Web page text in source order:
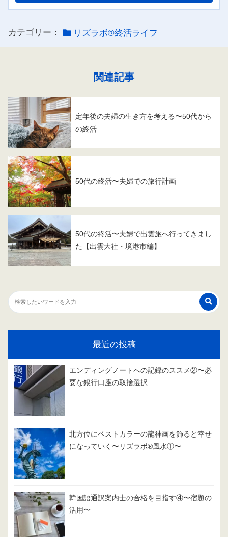
カテゴリー： リズラボ®️終活ライフ
関連記事
定年後の夫婦の生き方を考える〜50代から
の終活
50代の終活〜夫婦での旅行計画
50代の終活〜夫婦で出雲旅へ行ってきまし
た【出雲大社・境港市編】
最近の投稿
エンディングノートへの記録のススメ②〜必
要な銀行口座の取捨選択
北方位にベストカラーの龍神画を飾ると幸せ
になっていく〜リズラボ®️風水①〜
韓国語通訳案内士の合格を目指す④〜宿題の
活用〜